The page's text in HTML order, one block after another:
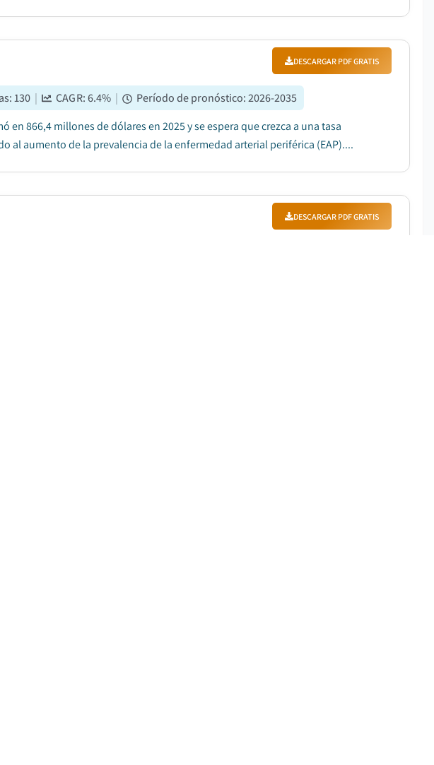
DESCARGAR PDF GRATIS
:130 | CAGR:6.4% | Período de pronóstico:2026-2035
866,4 millones de dólares en 2025 y se espera que crezca a una tasa
al aumento de la prevalencia de la enfermedad arterial periférica (EAP)....
DESCARGAR PDF GRATIS